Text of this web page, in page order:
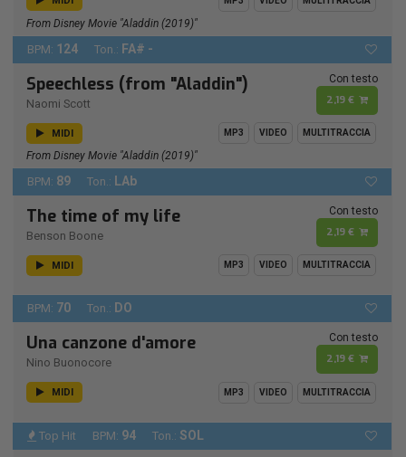
From Disney Movie "Aladdin (2019)"
BPM: 124 Ton.: FA# -
Speechless (from "Aladdin")
Naomi Scott
Con testo
2,19 €
MIDI MP3 VIDEO MULTITRACCIA
From Disney Movie "Aladdin (2019)"
BPM: 89 Ton.: LAb
The time of my life
Benson Boone
Con testo
2,19 €
MIDI MP3 VIDEO MULTITRACCIA
BPM: 70 Ton.: DO
Una canzone d'amore
Nino Buonocore
Con testo
2,19 €
MIDI MP3 VIDEO MULTITRACCIA
Top Hit BPM: 94 Ton.: SOL